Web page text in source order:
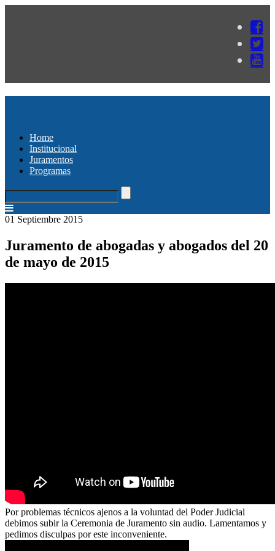
Home
Institucional
Juramentos
Programas
01 Septiembre 2015
Juramento de abogadas y abogados del 20
de mayo de 2015
Por problemas técnicos ajenos a la voluntad del Poder Judicial
debimos subir la Ceremonia de Juramento sin audio. Lamentamos y
pedimos disculpas por este inconveniente.